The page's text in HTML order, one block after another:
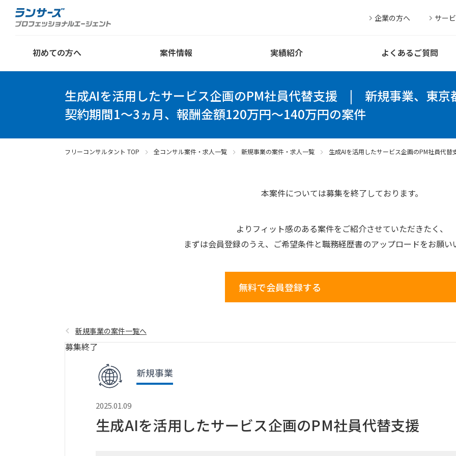
初めての方へ 案件情報 実績紹介 よくあるご質問
企業の方へ サー
生成AIを活用したサービス企画のPM社員代替支援 | 新規事業、東京
契約期間1～3ヵ月、報酬金額120万円～140万円の案件
フリーコンサルタント TOP 全コンサル案件・求人一覧 新規事業の案件・求人一覧 生成AIを活用したサービス企画のPM社員代替
本案件については募集を終了しております。
よりフィット感のある案件を ご紹介させていただきたく、
まずは会員登録のうえ、 ご希望条件と職務経歴書のアップロードをお願い
無料で会員登録する
新規事業の案件一覧へ
募集終了
新規事業
2025.01.09
生成AIを活用したサービス企画のPM社員代替支援